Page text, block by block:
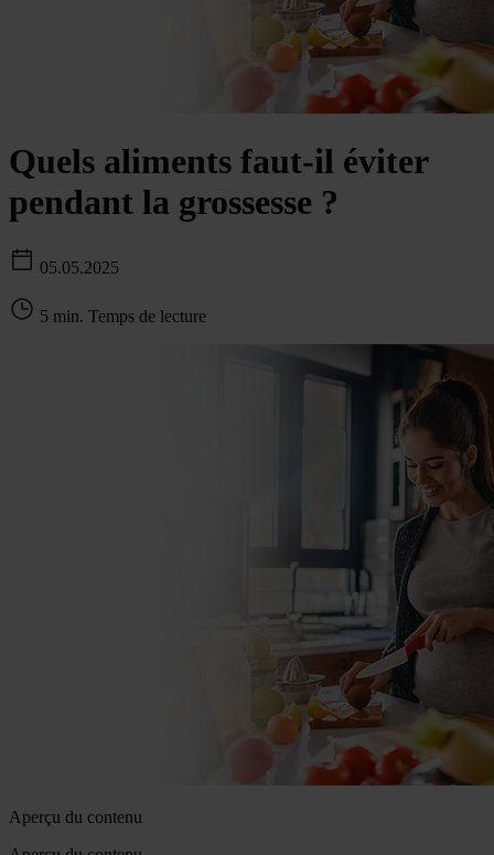
Quels aliments faut-il éviter
pendant la grossesse ?
05.05.2025
5 min. Temps de lecture
Aperçu du contenu